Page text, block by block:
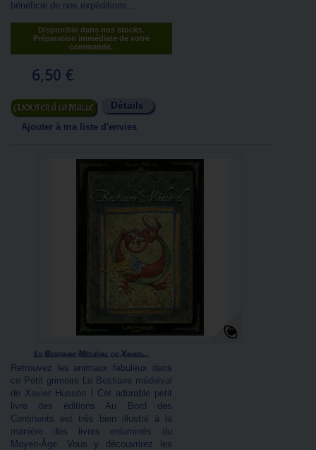
bénéficie de nos expéditions...
Disponible dans nos stocks.
Préparation immédiate de votre
commande.
6,50 €
Ajouter au panier Détails
Ajouter à ma liste d'envies
Le Bestiaire Médiéval de Xavier...
Retrouvez les animaux fabuleux dans
ce Petit grimoire Le Bestiaire médiéval
de Xavier Hussön ! Cet adorable petit
livre des éditions Au Bord des
Continents est très bien illustré à la
manière des livres enluminés du
Moyen-Âge. Vous y découvrirez les